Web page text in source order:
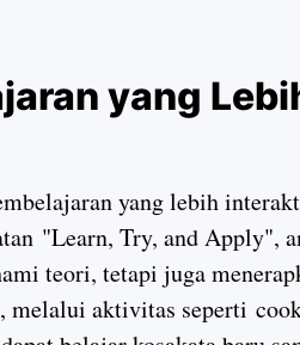
yang
yang lebih
"Learn, Try, and Apply",
teori, tetapi juga
melalui aktivitas seperti